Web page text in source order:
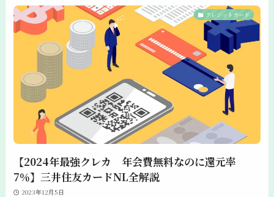
クレジットカード
【2024年最強クレカ 年会費無料なのに還元率
7％】三井住友カードNL全解説
2023年12月5日